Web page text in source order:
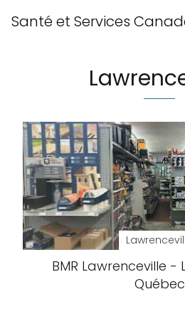
Santé et Services
BMR Lawrenceville -
Québec